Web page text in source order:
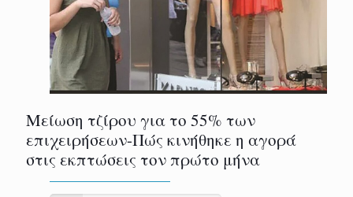
Μείωση τζίρου για το 55% των
επιχειρήσεων-Πώς κινήθηκε η αγορά
στις εκπτώσεις τον πρώτο μήνα